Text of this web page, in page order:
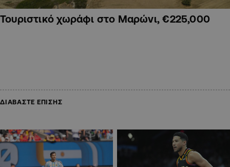
Τουριστικό χωράφι στο Μαρώνι, €225,000
ΔΙΑΒΑΣΤΕ ΕΠΙΣΗΣ